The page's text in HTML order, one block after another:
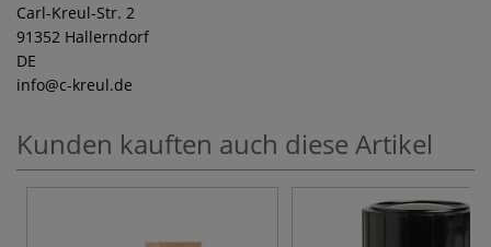
Carl-Kreul-Str. 2
91352 Hallerndorf
DE
info@c-kreul.de
Kunden kauften auch diese Artikel